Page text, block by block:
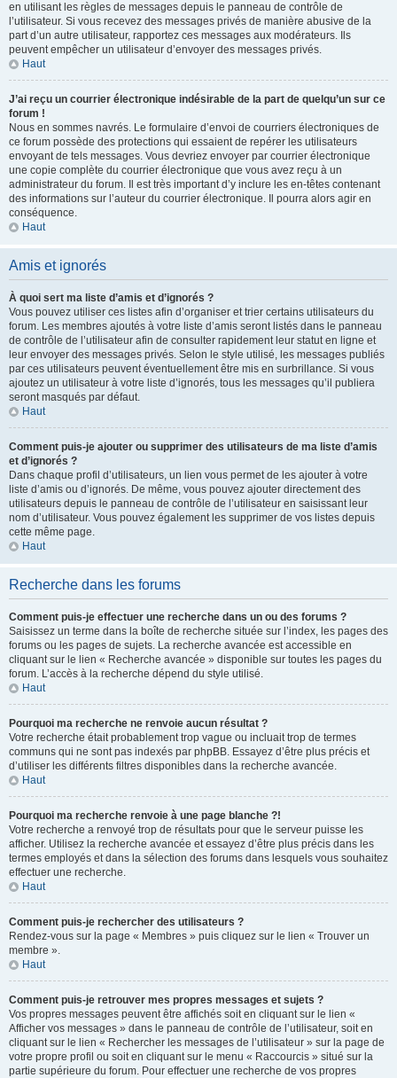
en utilisant les règles de messages depuis le panneau de contrôle de
l’utilisateur. Si vous recevez des messages privés de manière abusive de la
part d’un autre utilisateur, rapportez ces messages aux modérateurs. Ils
peuvent empêcher un utilisateur d’envoyer des messages privés.
Haut
J’ai reçu un courrier électronique indésirable de la part de quelqu’un sur ce
forum !
Nous en sommes navrés. Le formulaire d’envoi de courriers électroniques de
ce forum possède des protections qui essaient de repérer les utilisateurs
envoyant de tels messages. Vous devriez envoyer par courrier électronique
une copie complète du courrier électronique que vous avez reçu à un
administrateur du forum. Il est très important d’y inclure les en-têtes contenant
des informations sur l’auteur du courrier électronique. Il pourra alors agir en
conséquence.
Haut
Amis et ignorés
À quoi sert ma liste d’amis et d’ignorés ?
Vous pouvez utiliser ces listes afin d’organiser et trier certains utilisateurs du
forum. Les membres ajoutés à votre liste d’amis seront listés dans le panneau
de contrôle de l’utilisateur afin de consulter rapidement leur statut en ligne et
leur envoyer des messages privés. Selon le style utilisé, les messages publiés
par ces utilisateurs peuvent éventuellement être mis en surbrillance. Si vous
ajoutez un utilisateur à votre liste d’ignorés, tous les messages qu’il publiera
seront masqués par défaut.
Haut
Comment puis-je ajouter ou supprimer des utilisateurs de ma liste d’amis
et d’ignorés ?
Dans chaque profil d’utilisateurs, un lien vous permet de les ajouter à votre
liste d’amis ou d’ignorés. De même, vous pouvez ajouter directement des
utilisateurs depuis le panneau de contrôle de l’utilisateur en saisissant leur
nom d’utilisateur. Vous pouvez également les supprimer de vos listes depuis
cette même page.
Haut
Recherche dans les forums
Comment puis-je effectuer une recherche dans un ou des forums ?
Saisissez un terme dans la boîte de recherche située sur l’index, les pages des
forums ou les pages de sujets. La recherche avancée est accessible en
cliquant sur le lien « Recherche avancée » disponible sur toutes les pages du
forum. L’accès à la recherche dépend du style utilisé.
Haut
Pourquoi ma recherche ne renvoie aucun résultat ?
Votre recherche était probablement trop vague ou incluait trop de termes
communs qui ne sont pas indexés par phpBB. Essayez d’être plus précis et
d’utiliser les différents filtres disponibles dans la recherche avancée.
Haut
Pourquoi ma recherche renvoie à une page blanche ?!
Votre recherche a renvoyé trop de résultats pour que le serveur puisse les
afficher. Utilisez la recherche avancée et essayez d’être plus précis dans les
termes employés et dans la sélection des forums dans lesquels vous souhaitez
effectuer une recherche.
Haut
Comment puis-je rechercher des utilisateurs ?
Rendez-vous sur la page « Membres » puis cliquez sur le lien « Trouver un
membre ».
Haut
Comment puis-je retrouver mes propres messages et sujets ?
Vos propres messages peuvent être affichés soit en cliquant sur le lien «
Afficher vos messages » dans le panneau de contrôle de l’utilisateur, soit en
cliquant sur le lien « Rechercher les messages de l’utilisateur » sur la page de
votre propre profil ou soit en cliquant sur le menu « Raccourcis » situé sur la
partie supérieure du forum. Pour effectuer une recherche de vos propres